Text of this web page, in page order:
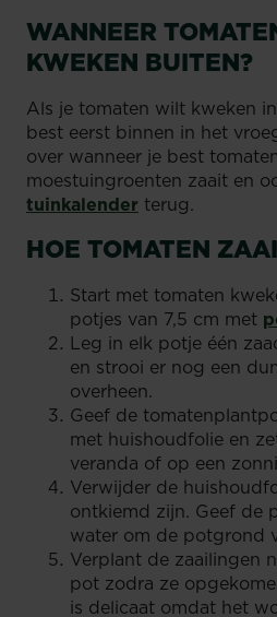
WANNEER
KWEKEN BUITEN?
Als je tomaten wilt kweken
best eerst binnen in het
over wanneer je best
moestuingroenten zaait en
tuinkalender terug.
HOE TOMATEN
Start met tomaten
potjes van 7,5 cm met
Leg in elk potje één
en strooi er nog een
overheen.
Geef de
met huishoudfolie en
veranda of op een
Verwijder de
ontkiemd zijn. Geef de
water om de potgrond
Verplant de zaailingen
pot zodra ze
is delicaat omdat het